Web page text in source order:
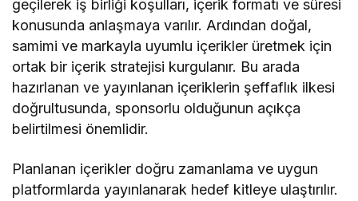
geçilerek iş birliği koşulları, içerik formatı ve süresi
konusunda anlaşmaya varılır. Ardından doğal,
samimi ve markayla uyumlu içerikler üretmek için
ortak bir içerik stratejisi kurgulanır. Bu arada
hazırlanan ve yayınlanan içeriklerin şeffaflık ilkesi
doğrultusunda, sponsorlu olduğunun açıkça
belirtilmesi önemlidir.
Planlanan içerikler doğru zamanlama ve uygun
platformlarda yayınlanarak hedef kitleye ulaştırılır.